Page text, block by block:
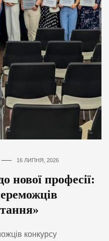
16 ЛИПНЯ, 2026
нової професії:
конкурсу